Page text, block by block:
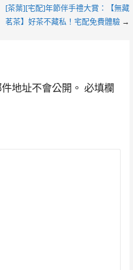
[茶葉][宅配]年節伴手禮大賞：【無藏
茗茶】好茶不藏私！宅配免費體驗→
地址不會公開。 必填欄